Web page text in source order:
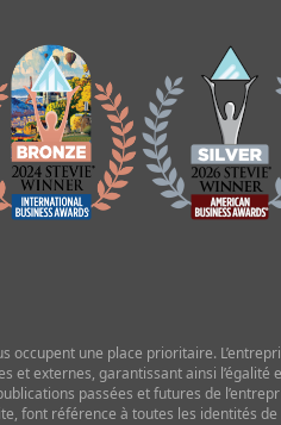
occupent une place prioritaire.
et externes, garantissant ainsi l’égalité
passées et futures de
font référence à toutes les identités de